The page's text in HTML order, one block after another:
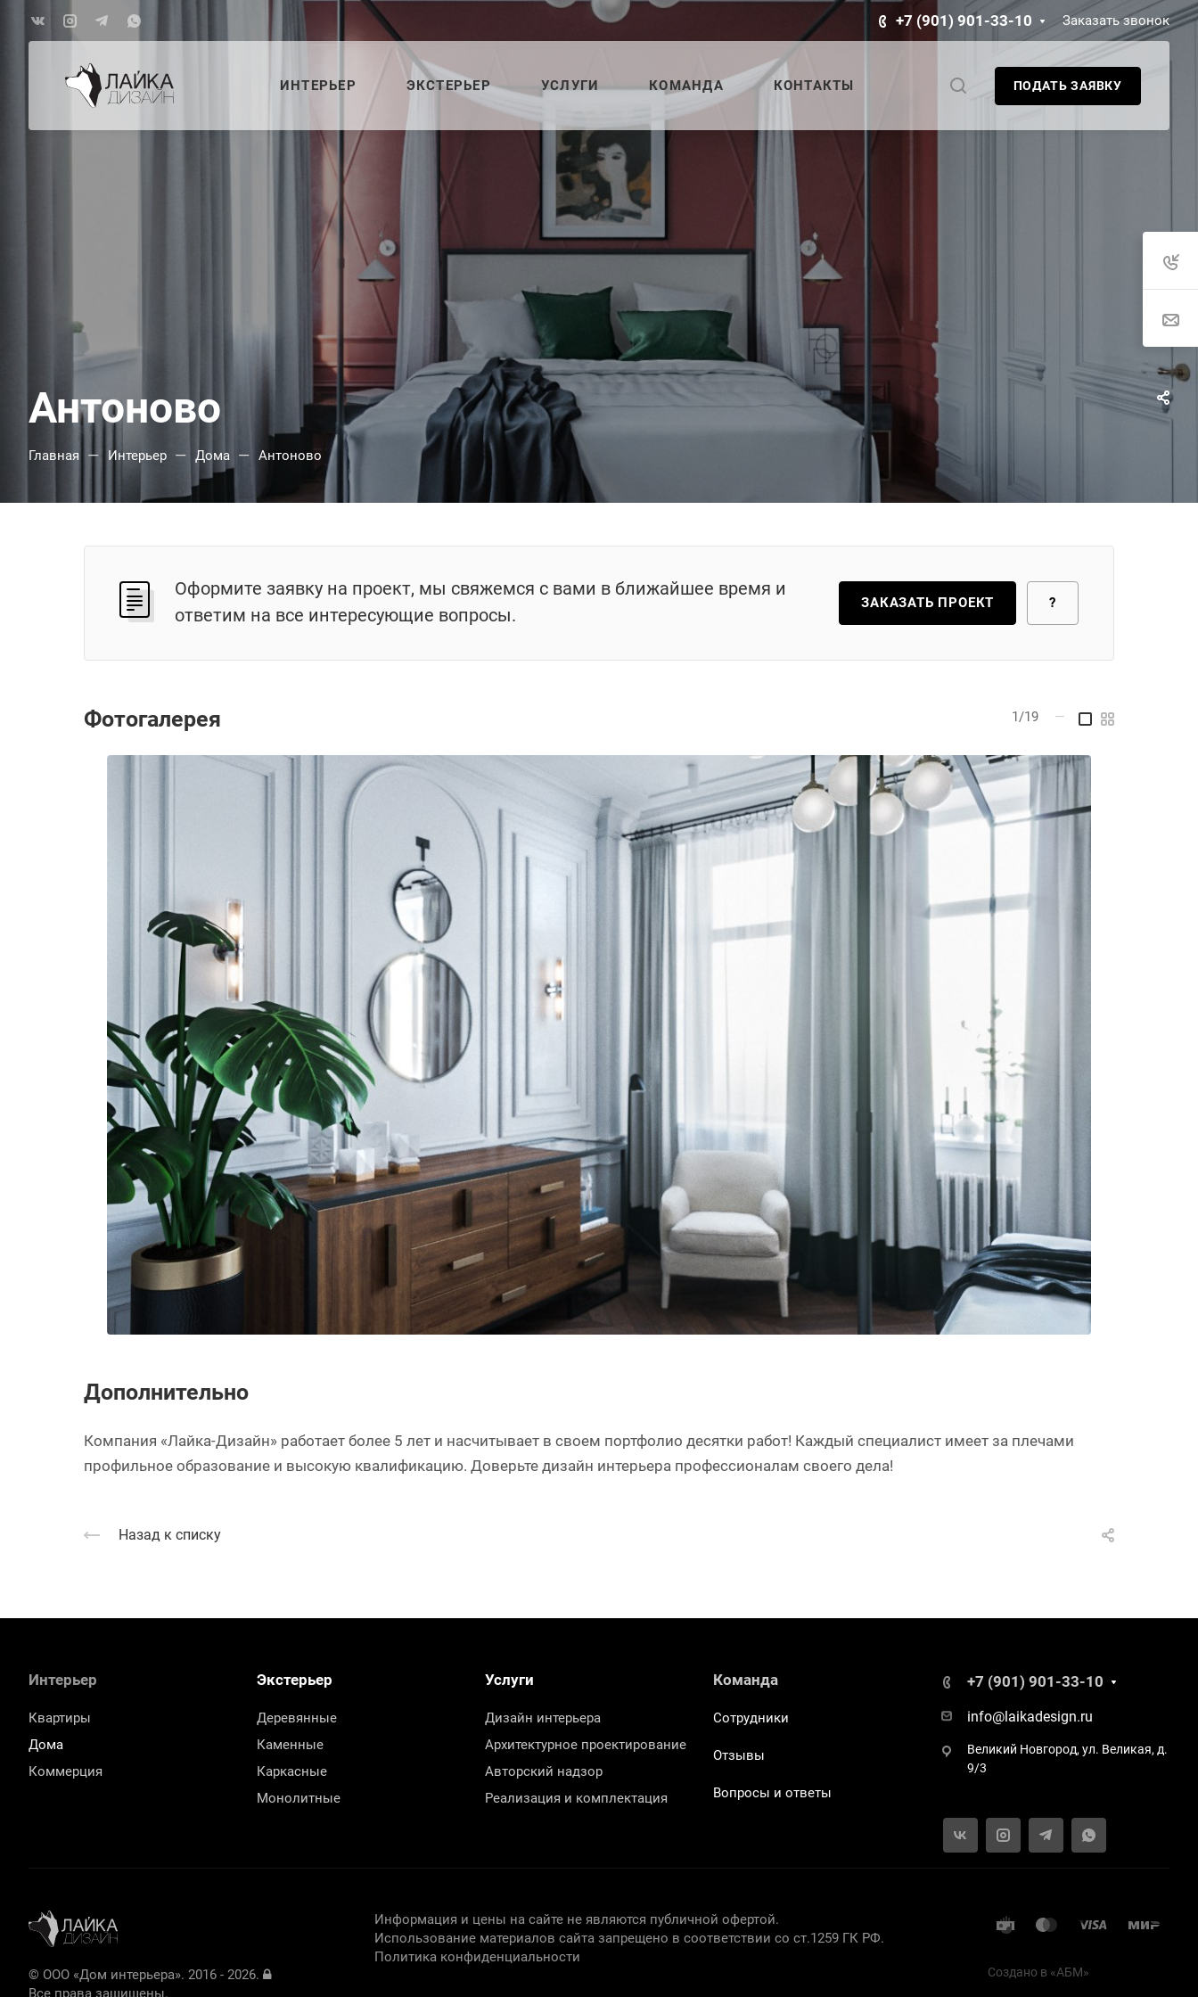
+7 (901) 901-33-10 Заказать звонок
ИНТЕРЬЕР ЭКСТЕРЬЕР УСЛУГИ КОМАНДА КОНТАКТЫ ПОДАТЬ ЗАЯВКУ
Антоново
Главная — Интерьер — Дома — Антоново
Оформите заявку на проект, мы свяжемся с вами в ближайшее время и
ответим на все интересующие вопросы.
ЗАКАЗАТЬ ПРОЕКТ ?
Фотогалерея 1/19 —
Дополнительно
Компания «Лайка-Дизайн» работает более 5 лет и насчитывает в своем портфолио десятки работ! Каждый специалист имеет за плечами
профильное образование и высокую квалификацию. Доверьте дизайн интерьера профессионалам своего дела!
Назад к списку
Интерьер
Квартиры
Дома
Коммерция
Экстерьер
Деревянные
Каменные
Каркасные
Монолитные
Услуги
Дизайн интерьера
Архитектурное проектирование
Авторский надзор
Реализация и комплектация
Команда
Сотрудники
Отзывы
Вопросы и ответы
+7 (901) 901-33-10
info@laikadesign.ru
Великий Новгород, ул. Великая, д.
9/3
© ООО «Дом интерьера». 2016 - 2026.
Все права защищены.
Информация и цены на сайте не являются публичной офертой.
Использование материалов сайта запрещено в соответствии со ст.1259 ГК РФ.
Политика конфиденциальности
Создано в «АБМ»